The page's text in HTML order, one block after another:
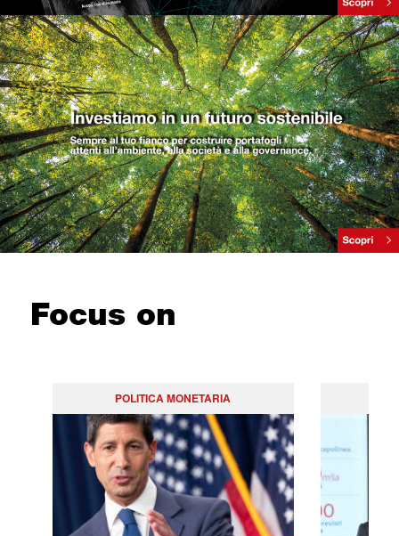
Focus on
POLITICA MONETARIA